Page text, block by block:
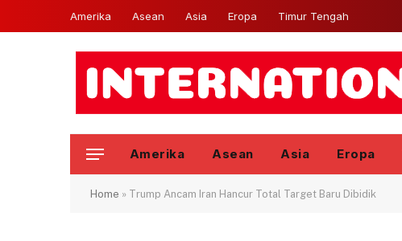
Amerika Asean Asia Eropa Timur Tengah
Amerika Asean Asia Eropa
Home » Trump Ancam Iran Hancur Total Target Baru Dibidik